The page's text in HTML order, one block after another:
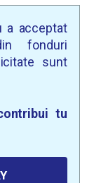
a acceptat
fonduri
sunt
tu